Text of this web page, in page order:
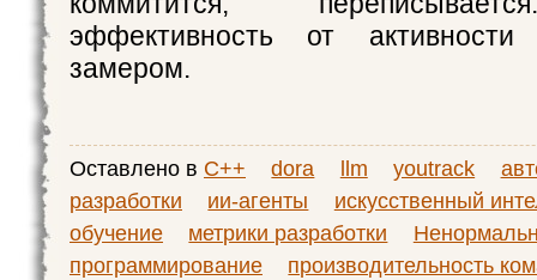
эффективность от
замером.
Оставлено в C++ dora llm youtrack
разработки
ии-агенты
искусственный
обучение
метрики разработки
программирование
производительность